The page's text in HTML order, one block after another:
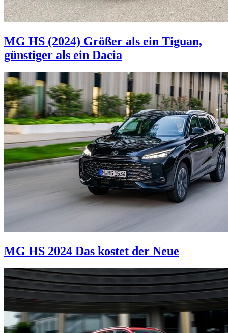
MG HS (2024) Größer als ein Tiguan,
günstiger als ein Dacia
MG HS 2024 Das kostet der Neue